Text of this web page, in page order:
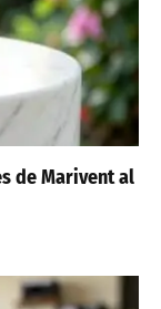
de Marivent al